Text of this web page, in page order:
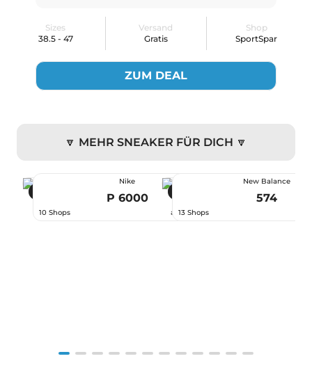
Sizes
38.5 - 47
Versand
Gratis
Shop
SportSpar
ZUM DEAL
🔽 MEHR SNEAKER FÜR DICH 🔽
Nike
P 6000
10 Shops ab 66,99 €
New Balance
574
13 Shops